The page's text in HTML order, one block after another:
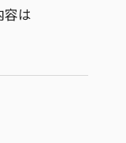
は